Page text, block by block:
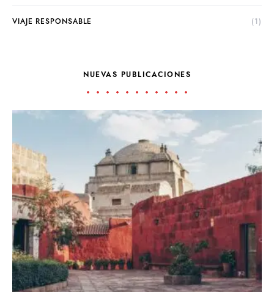
VIAJE RESPONSABLE (1)
NUEVAS PUBLICACIONES